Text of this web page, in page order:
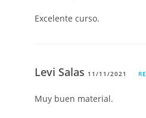
Excelente curso.
Levi Salas 11/11/2021
Muy buen material.